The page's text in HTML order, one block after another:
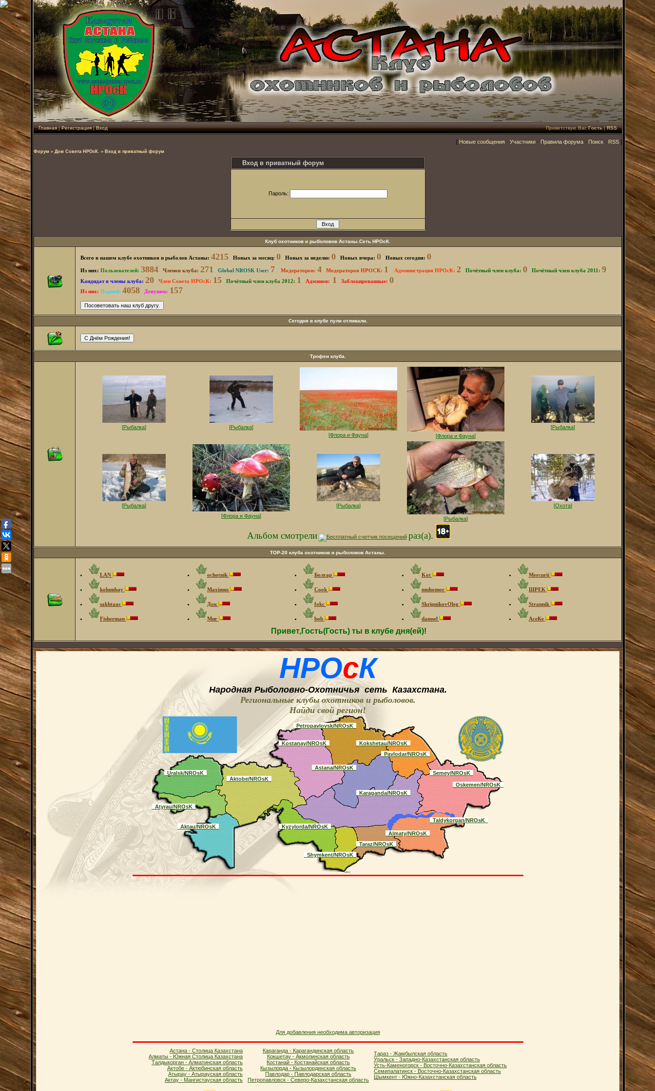
Главная|Регистрация|Вход Приветствую Вас Гость|RSS
[ Новые сообщения · Участники · Правила форума · Поиск · RSS ]
Форум » Дом Совета НРОсК. » Вход в приватный форум
Вход в приватный форум
Пароль:
Клуб охотников и рыболовов Астаны.Сеть НРОсК.
Всего в нашем клубе охотников и рыболов Астаны: 4215* Новых за месяц: 0* Новых за неделю: 0* Новых вчера: 0* Новых сегодня: 0*
Из них: Пользователей: 3884* Членов клуба: 271* Global NROSK User: 7* Модераторов: 4* Модераторов НРОСК: 1* Администрация НРОсК: 2* Почётный член клуба: 0* Почётный член клуба 2011: 9*
Кандидат в члены клуба: 20* Член Совета НРОсК: 15* Почётный член клуба 2012: 1* Админов: 1* Заблокированные: 0*
Из них: Парней: 4058* Девушек: 157*
Сегодня в клубе пули отливали.
Трофеи клуба.
[Рыбалка] [Рыбалка]
[Флора и Фауна] [Флора и Фауна]
[Рыбалка]
[Рыбалка]
[Флора и Фауна]
[Рыбалка]
[Рыбалка]
[Охота]
Альбом смотрели раз(а).
ТOP-20 клуба охотников и рыболовов Астаны.
LAN ochotnik Болгар Kot Mercurii
kolumbay Maximus Cook muhomor ШРЕК
sakhtaas Док fokc SkripnikovOleg Strannik
Fisherman Миг bob damsel АсеКе
Привет,Гость(Гость) ты в клубе дня(ей)!
НРОсК
Народная Рыболовно-Oхотничья сеть Казахстана.
Региональные клубы охотников и рыболовов.
Найди свой регион!
_Petropavlovsk/NROsK_
_Kostanay/NROsK_
_Kokshetau/NROsK_
_Pavlodar/NROsK_
_Uralsk/NROsK_
_Aktobe/NROsK_
_Astana/NROsK_
_Semey/NROsK_
_Karaganda/NROsK_
_Oskemen/NROsK_
_Atyrau/NROsK_
_Aktau/NROsK_
_Kyzylorda/NROsK_
_Almaty/NROsK_
_Taldykorgan/NROsK_
_Taraz/NROsK_
_Shymkent/NROsK_
Для добавления необходима авторизация
Астана - Столица Казахстана
Алматы - Южная Столица Казахстана
Талдыкорган - Алматинская область
Актобе - Актюбинская область
Атырау - Атырауская область
Актау - Мангистауская область
Караганда - Карагандинская область
Кокшетау - Акмолинская область
Костанай - Костанайская область
Кызылорда - Кызылординская область
Павлодар - Павлодарская область
Петропавловск - Северо-Казахстанская область
Тараз - Жамбылская область
Уральск - Западно-Казахстанская область
Усть-Каменогорск - Восточно-Казахстанская область
Семипалатинск - Восточно-Казахстанская область
Шымкент - Южно-Казахстанская область